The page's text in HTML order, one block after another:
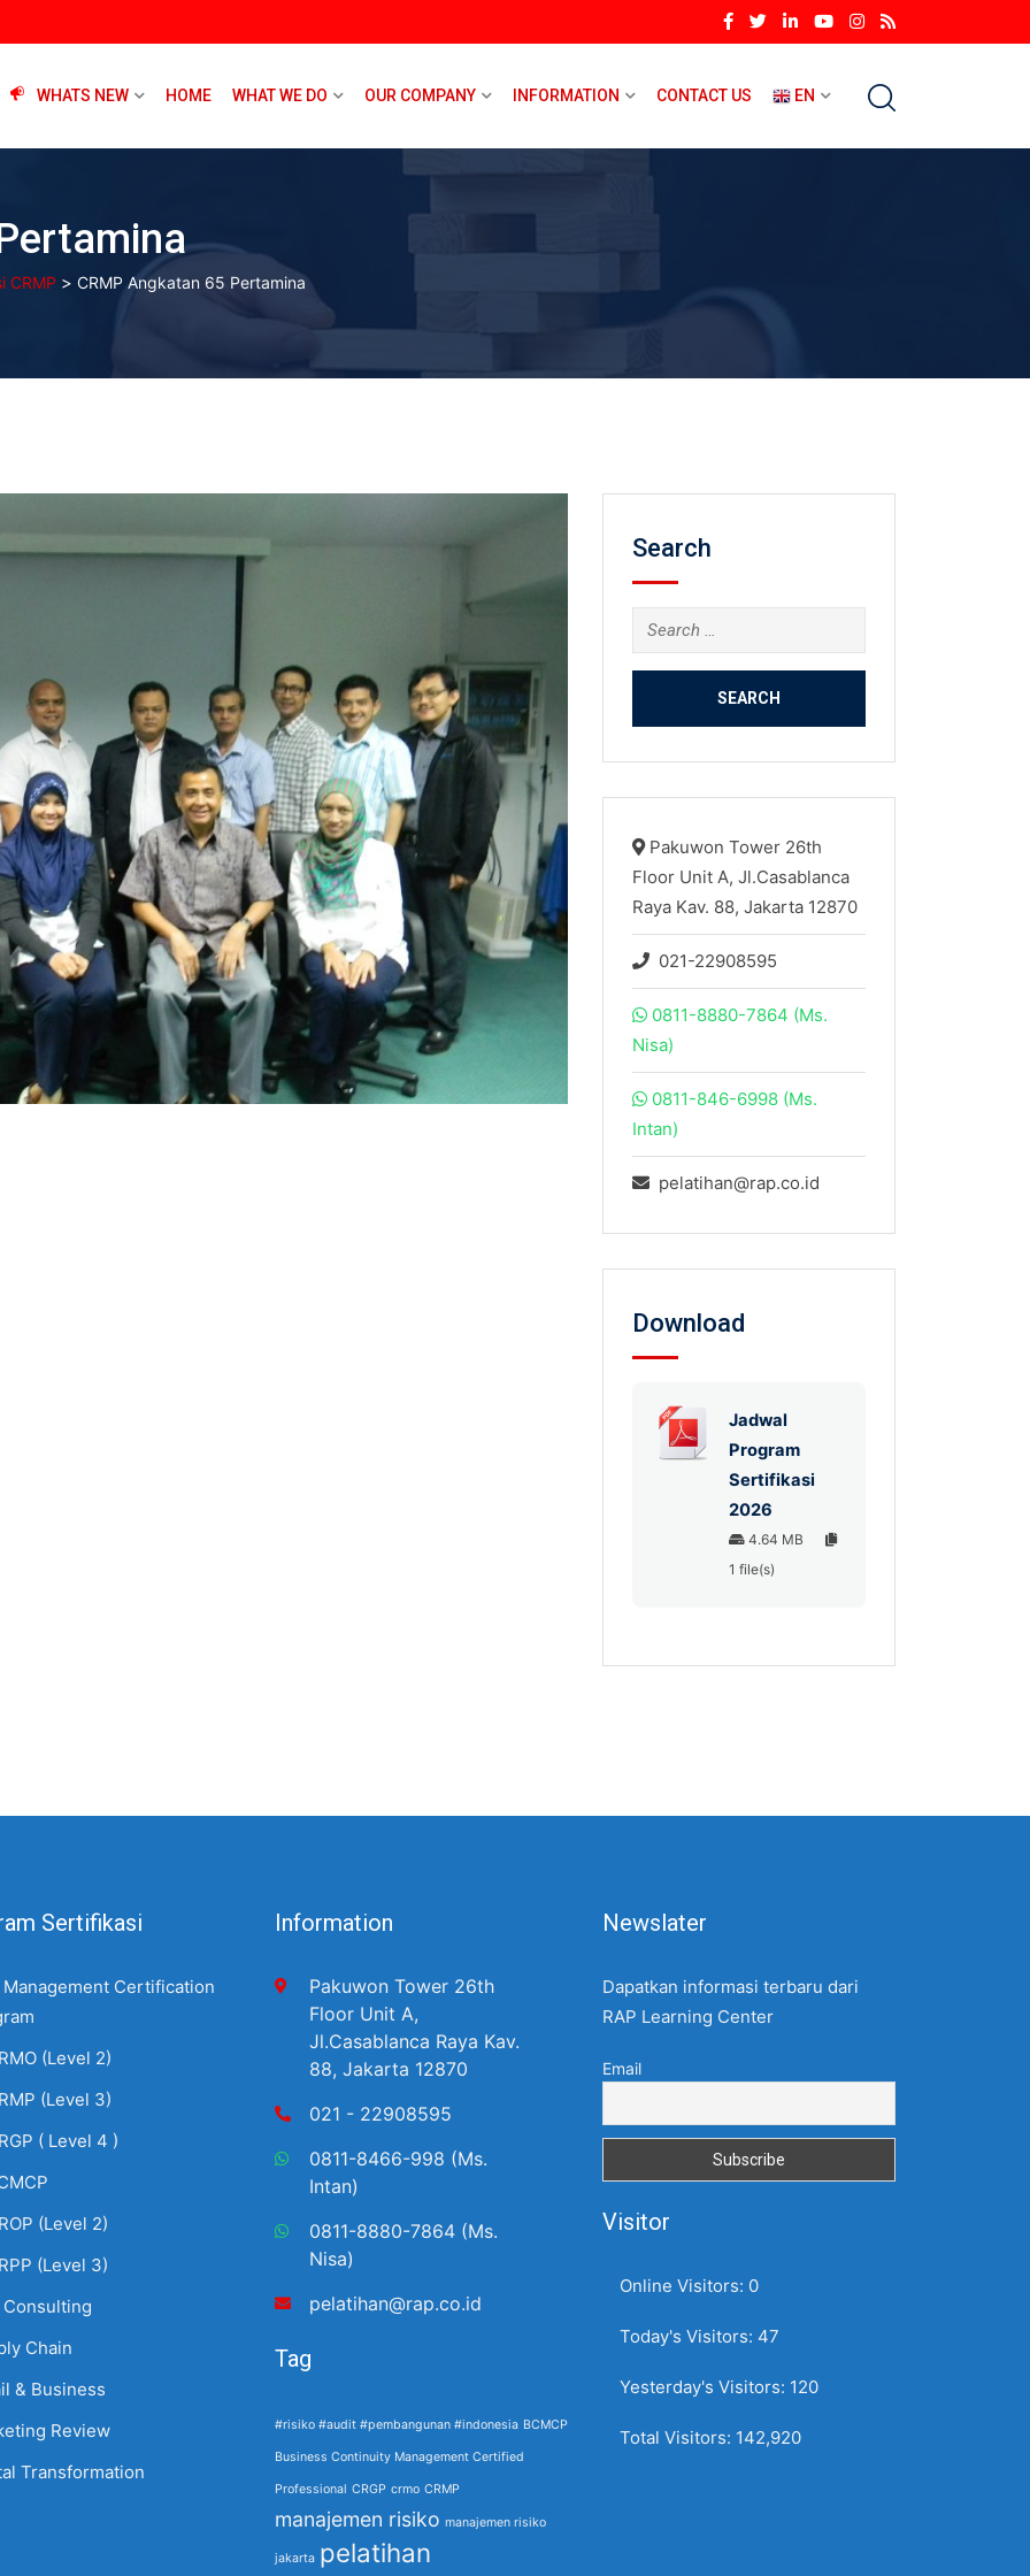
WHATS NEW HOME WHAT WE DO OUR COMPANY INFORMATION CONTACT US EN
CRMP > CRMP Angkatan 65 Pertamina
Search
Search
for:
Pakuwon Tower 26th
Floor Unit A, Jl.Casablanca
Raya Kav. 88, Jakarta 12870
021-22908595
0811-8880-7864 (Ms.
Nisa)
0811-846-6998 (Ms.
Intan)
pelatihan@rap.co.id
Download
Jadwal
Program
Sertifikasi
2026
4.64 MB
1 file(s)
Sertifikasi
Management Certification
(Level 2)
(Level 3)
( Level 4 )
(Level 2)
(Level 3)
Consulting
Chain
& Business
Review
Transformation
Information
Pakuwon Tower 26th
Floor Unit A,
Jl.Casablanca Raya Kav.
88, Jakarta 12870
021 - 22908595
0811-8466-998 (Ms.
Intan)
0811-8880-7864 (Ms.
Nisa)
pelatihan@rap.co.id
Tag
#risiko #audit #pembangunan #indonesia BCMCP
Business Continuity Management Certified
Professional CRGP crmo CRMP
manajemen risiko manajemen risiko
jakarta pelatihan
Newslater
Dapatkan informasi terbaru dari
RAP Learning Center
Email
Visitor
Online Visitors: 0
Today's Visitors: 47
Yesterday's Visitors: 120
Total Visitors: 142,920